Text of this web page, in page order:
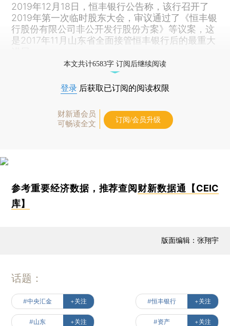
2019年12月18日，恒丰银行公告称，该行召开了
2019年第一次临时股东大会，审议通过了《恒丰银
行股份有限公司非公开发行股份方案》等议案，这
是2017年11月山东省全面接管恒丰银行后的最重大
本文共计6583字 订阅后继续阅读
登录 后获取已订阅的阅读权限
财新通会员
可畅读全文
订阅/会员升级
参考重要经济数据，推荐查阅财新数据通【CEIC
库】
版面编辑：张翔宇
话题：
#中央汇金 +关注 #恒丰银行 +关注
#山东 +关注 #资产 +关注